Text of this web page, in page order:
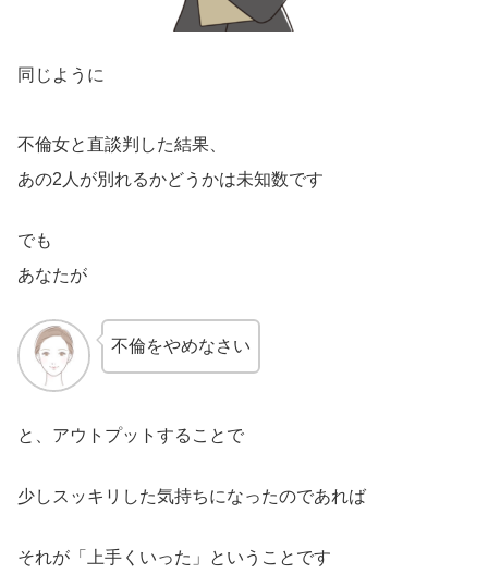
同じように
不倫女と直談判した結果、
あの2人が別れるかどうかは未知数です
でも
あなたが
不倫をやめなさい
と、アウトプットすることで
少しスッキリした気持ちになったのであれば
それが「上手くいった」ということです